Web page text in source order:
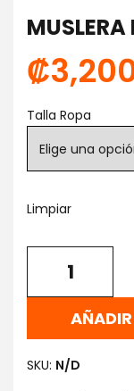
MUSLERA
₡
Talla Ropa
Limpiar
SKU: N/D